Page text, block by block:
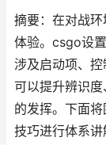
摘要：在对战
体验。csgo设
涉及启动项、控
可以提升辨识
的发挥。下面
技巧进行体系